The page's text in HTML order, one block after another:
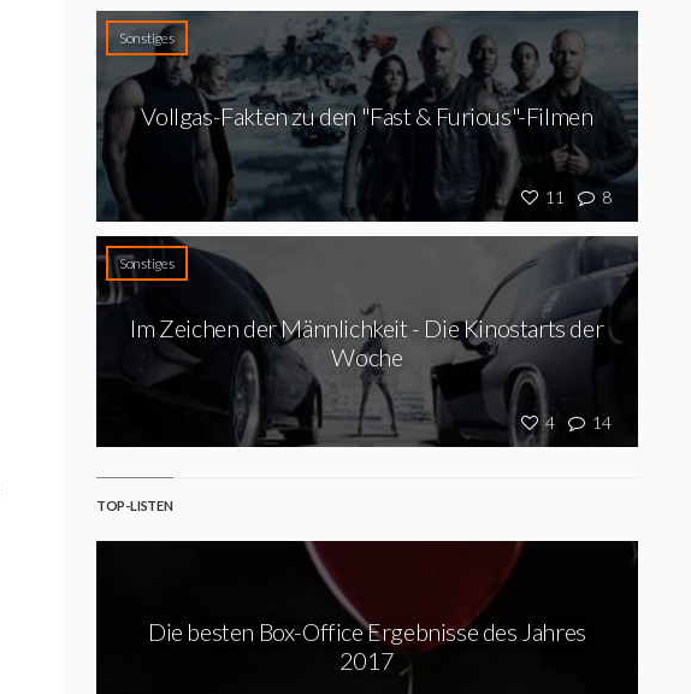
Sonstiges
11 8
Vollgas-Fakten zu den "Fast & Furious"-Filmen
Sonstiges
4 14
Im Zeichen der Männlichkeit - Die Kinostarts der
Woche
TOP-LISTEN
Die besten Box-Office Ergebnisse des Jahres
2017